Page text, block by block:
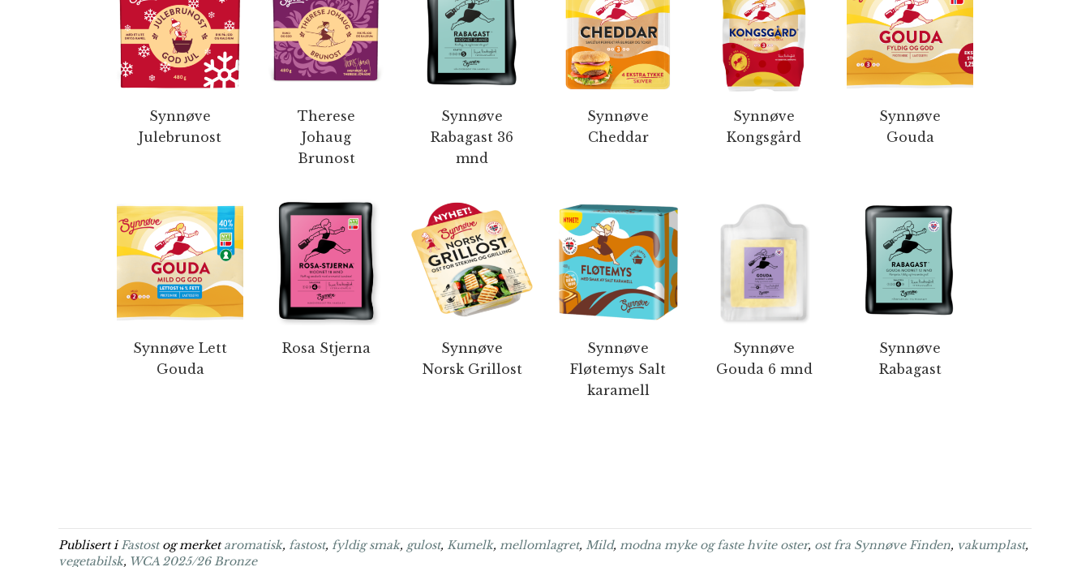
Synnøve
Julebrunost
Therese
Johaug
Brunost
Synnøve
Rabagast 36
mnd
Synnøve
Cheddar
Synnøve
Kongsgård
Synnøve
Gouda
Synnøve Lett
Gouda
Rosa Stjerna
Synnøve
Norsk Grillost
Synnøve
Fløtemys Salt
karamell
Synnøve
Gouda 6 mnd
Synnøve
Rabagast
Publisert iFastostog merketaromatisk, fastost, fyldig smak, gulost, Kumelk, mellomlagret, Mild, modna myke og faste hvite oster, ost fra Synnøve Finden, vakumplast,
vegetabilsk, WCA 2025/26 Bronze